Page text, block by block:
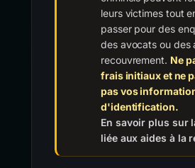
leurs victimes tout
passer pour des
des avocats ou des
recouvrement. Ne
frais initiaux et ne
pas vos
d'identification.
En savoir plus sur
liée aux aides à la